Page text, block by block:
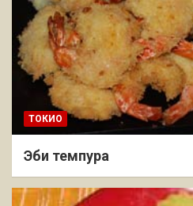
ТОКИО
Эби темпура